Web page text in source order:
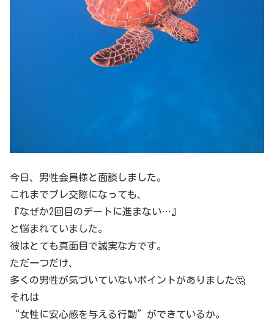
今日、男性会員様と面談しました。
これまでプレ交際になっても、
『なぜか2回目のデートに進まない…』
と悩まれていました。
彼はとても真面目で誠実な方です。
ただ一つだけ、
多くの男性が気づいていないポイントがありました🤔
それは
“女性に安心感を与える行動”ができているか。